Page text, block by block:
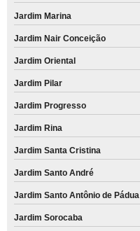
Jardim Marina
Jardim Nair Conceição
Jardim Oriental
Jardim Pilar
Jardim Progresso
Jardim Rina
Jardim Santa Cristina
Jardim Santo André
Jardim Santo Antônio de Pádua
Jardim Sorocaba